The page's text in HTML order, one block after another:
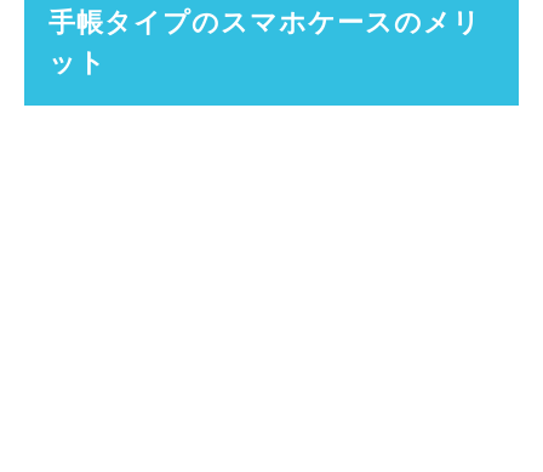
手帳タイプのスマホケースのメリ
ット